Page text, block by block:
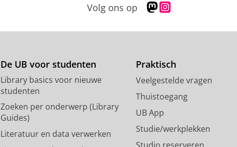
Volg ons op
M
s
d
n
p
o
f
s
g
a
m
c
De UB voor studenten
Library basics voor nieuwe
studenten
Zoeken per onderwerp (Library
Guides)
Literatuur en data verwerken
Praktisch
Veelgestelde vragen
Thuistoegang
UB App
Studie/werkplekken